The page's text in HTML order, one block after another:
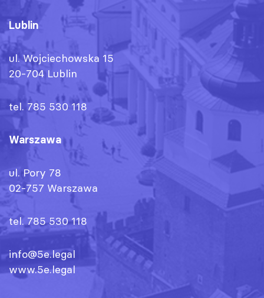
Lublin
ul. Wojciechowska 15
20-704 Lublin
tel. 785 530 118
Warszawa
ul. Pory 78
02-757 Warszawa
tel. 785 530 118
info@5e.legal
www.5e.legal